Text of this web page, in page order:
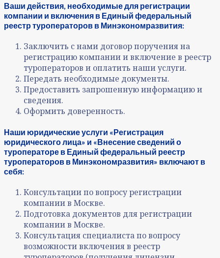
Ваши действия, необходимые для регистрации
компании и включения в Единый федеральный
реестр туроператоров в Минэкономразвития:
Заключить с нами договор поручения на
регистрацию компании и включение в реестр
туроператоров и оплатить наши услуги.
Передать необходимые документы.
Предоставить запрошенную информацию и
сведения.
Оформить доверенность.
Наши юридические услуги «Регистрация
юридического лица» и «Внесение сведений о
туроператоре в Единый федеральный реестр
туроператоров в Минэкономразвития» включают в
себя:
Консультации по вопросу регистрации
компании в Москве.
Подготовка документов для регистрации
компании в Москве.
Консультация специалиста по вопросу
возможности включения в реестр